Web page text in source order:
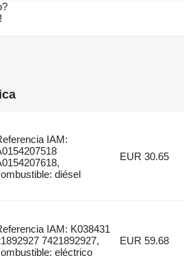
IAM:
diésel
EUR 30.65
IAM: K038431
7421892927,
eléctrico
EUR 59.68